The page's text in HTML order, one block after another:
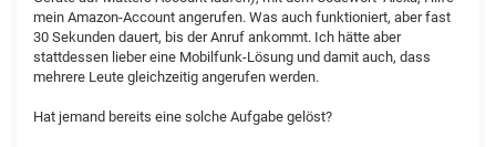
mein Amazon-Account angerufen. Was auch funktioniert, aber fast
30 Sekunden dauert, bis der Anruf ankommt. Ich hätte aber
stattdessen lieber eine Mobilfunk-Lösung und damit auch, dass
mehrere Leute gleichzeitig angerufen werden.
Hat jemand bereits eine solche Aufgabe gelöst?